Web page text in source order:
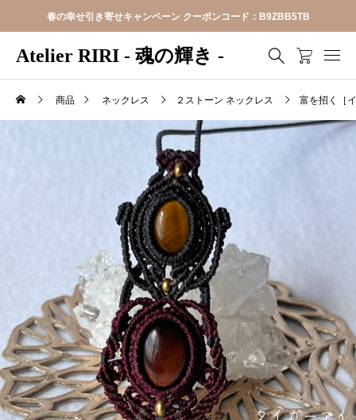
春の幸せ引き寄せキャンペーン クーポンコード：B9ZBB5TB
Atelier RIRI - 魂の輝き -
商品 ネックレス ２ストーン ネックレス 富を招く［